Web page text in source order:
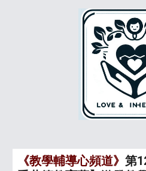
《教學輔導心頻道》第